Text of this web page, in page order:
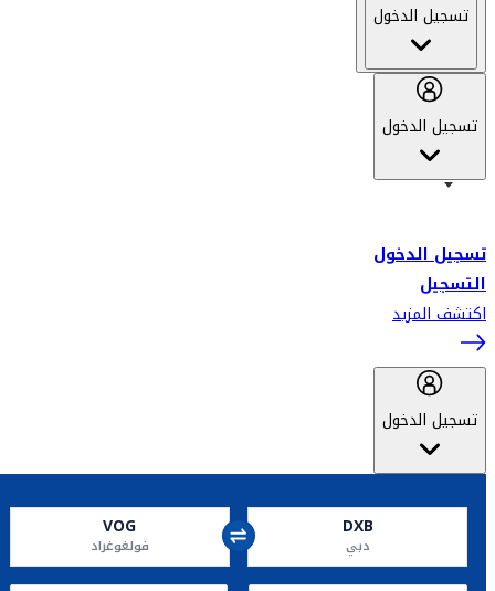
تسجيل الدخول
تسجيل الدخول
أهلاً بك في سكاي واردز طيران الإمارات برنامج الولاء المعتمد من قبل
تسجيل الدخول
التسجيل
اكتشف المزيد
تسجيل الدخول
DXB
دبي
VOG
فولغوغراد